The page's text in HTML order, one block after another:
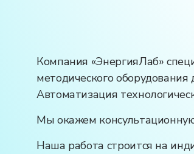
Компания «ЭнергияЛаб»
методического
Автоматизация
Мы окажем
Наша работа строится на